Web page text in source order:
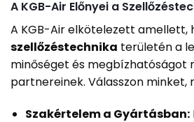
A KGB-Air Előnyei a
A KGB-Air elkötelezett amellett,
szellőzéstechnika területén a
minőséget és megbízhatóságot
partnereinek. Válasszon minket,
Szakértelem a Gyártásban: